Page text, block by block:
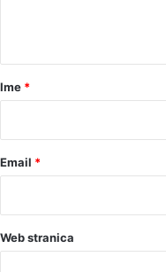
r
Ime *
Email *
Web stranica